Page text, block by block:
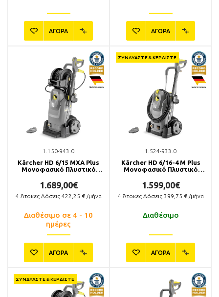
ΑΓΟΡΑ ΑΓΟΡΑ
1.150-943.0
Kärcher HD 6/15 MXA Plus
Μονοφασικό Πλυστικό
1.689,00€
4 Άτοκες Δόσεις 422,25 € /μήνα
Διαθέσιμο σε 4 - 10
ημέρες
ΑΓΟΡΑ
1.524-933.0
Kärcher HD 6/16-4 M Plus
Μονοφασικό Πλυστικό
1.599,00€
4 Άτοκες Δόσεις 399,75 € /μήνα
Διαθέσιμο
ΑΓΟΡΑ
ΣΥΝΔΥΑΣΤΕ & ΚΕΡΔΙΣΤΕ
ΣΥΝΔΥΑΣΤΕ & ΚΕΡΔΙΣΤΕ